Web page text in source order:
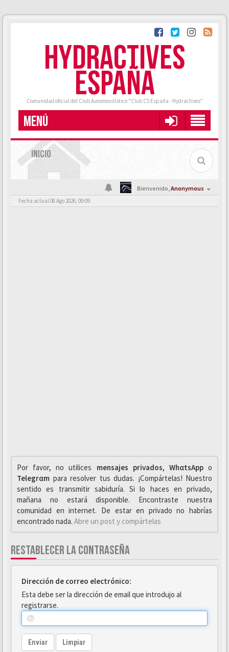
HYDRACTIVES
ESPAÑA
Comunidad oficial del Club Automovilístico "Club C5 España - Hydractives"
MENÚ
INICIO
Bienvenido,Anonymous
Fecha actual 08 Ago 2026, 09:09
Por favor, no utilices mensajes privados, WhαtsAppo
Telegrαm para resolver tus dudas. ¡Compártelas! Nuestro
sentido es transmitir sabiduría. Si lo haces en privado,
mañana no estará disponible. Encontraste nuestra
comunidad en internet. De estar en privado no habrías
encontrado nada. Abre un post y compártelas
RESTABLECER LA CONTRASEÑA
Dirección de correo electrónico:
Esta debe ser la dirección de email que introdujo al
registrarse.
Enviar Limpiar